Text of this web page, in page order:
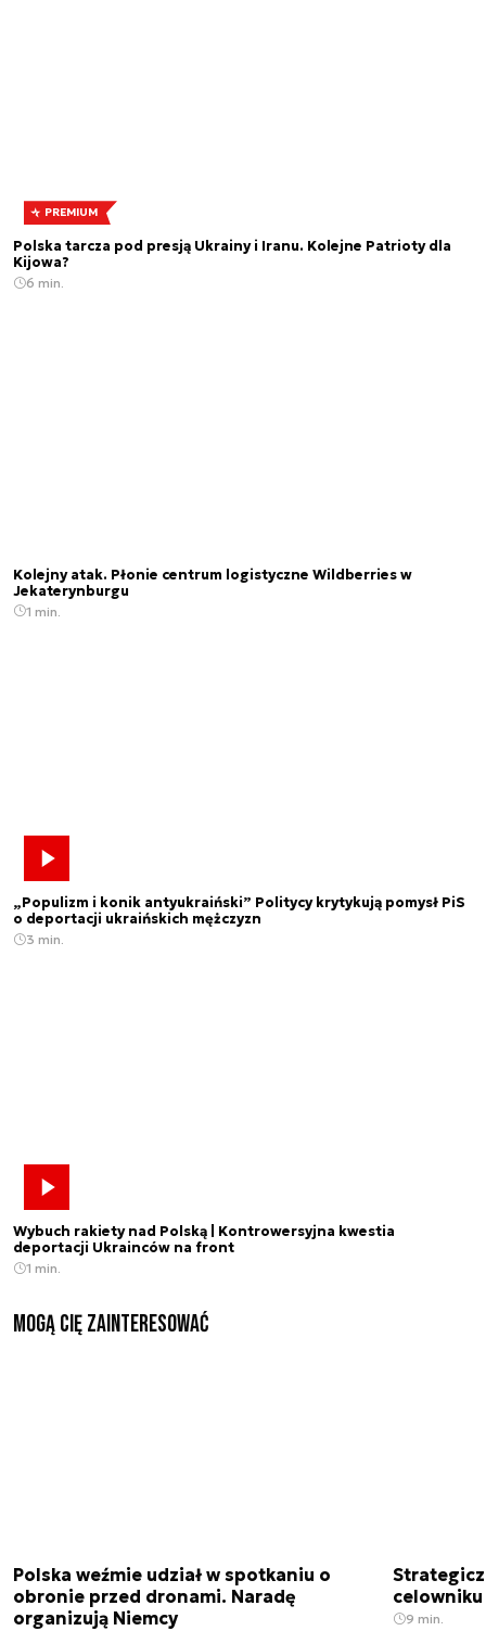
PREMIUM
Polska tarcza pod presją Ukrainy i Iranu. Kolejne Patrioty dla
Kijowa?
6 min.
Kolejny atak. Płonie centrum logistyczne Wildberries w
Jekaterynburgu
1 min.
„Populizm i konik antyukraiński” Politycy krytykują pomysł PiS
o deportacji ukraińskich mężczyzn
3 min.
Wybuch rakiety nad Polską | Kontrowersyjna kwestia
deportacji Ukrainców na front
1 min.
Mogą Cię zainteresować
Polska weźmie udział w spotkaniu o
obronie przed dronami. Naradę
organizują Niemcy
9 min.